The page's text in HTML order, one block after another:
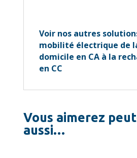
Voir nos autres
mobilité électrique de
domicile en CA à la
en CC
Vous aimerez
aussi…